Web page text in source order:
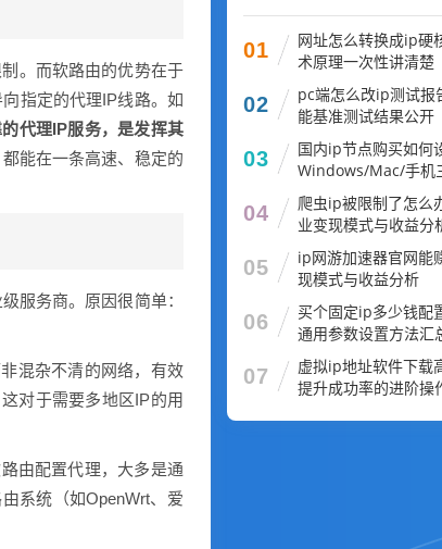
。而软路由的优势在于
指定的代理IP线路。如
代理IP服务，是发挥其
能在一条高速、稳定的
服务商。原因很简单：
混杂不清的网络，有效
对于需要多地区IP的用
由配置代理，大多是通
系统（如OpenWrt、爱
01
网址怎么转换成ip硬
术原理一次性讲清楚
02
pc端怎么改ip测试报
能基准测试结果公开
03
国内ip节点购买如何
Windows/Mac/手机
04
爬虫ip被限制了怎么
业变现模式与收益分
05
ip网游加速器官网能
现模式与收益分析
06
买个固定ip多少钱配
通用参数设置方法汇
07
虚拟ip地址软件下载
提升成功率的进阶操